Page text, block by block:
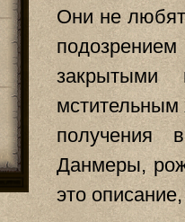
Они не
мстительным
получения
Данмеры,
это